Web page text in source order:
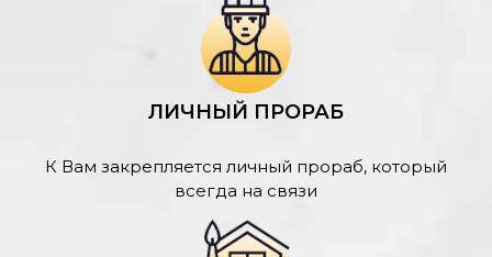
ЛИЧНЫЙ ПРОРАБ
К Вам закрепляется личный прораб, который
всегда на связи